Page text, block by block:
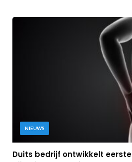
NIEUWS
Duits bedrijf ontwikkelt